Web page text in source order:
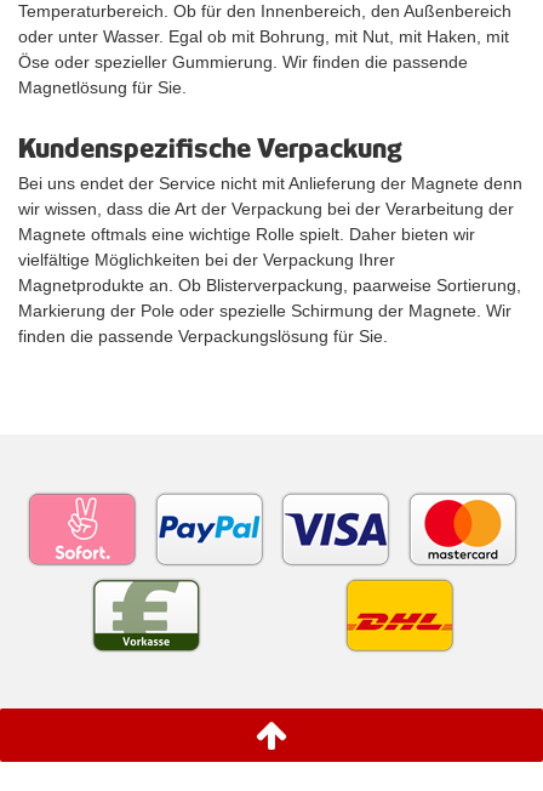
Temperaturbereich. Ob für den Innenbereich, den Außenbereich
oder unter Wasser. Egal ob mit Bohrung, mit Nut, mit Haken, mit
Öse oder spezieller Gummierung. Wir finden die passende
Magnetlösung für Sie.
Kundenspezifische Verpackung
Bei uns endet der Service nicht mit Anlieferung der Magnete denn
wir wissen, dass die Art der Verpackung bei der Verarbeitung der
Magnete oftmals eine wichtige Rolle spielt. Daher bieten wir
vielfältige Möglichkeiten bei der Verpackung Ihrer
Magnetprodukte an. Ob Blisterverpackung, paarweise Sortierung,
Markierung der Pole oder spezielle Schirmung der Magnete. Wir
finden die passende Verpackungslösung für Sie.